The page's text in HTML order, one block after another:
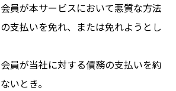
会員が本サービスにおいて悪質な方法
支払いを免れ、または免れようとし
会員が当社に対する債務の支払いを約
いとき。